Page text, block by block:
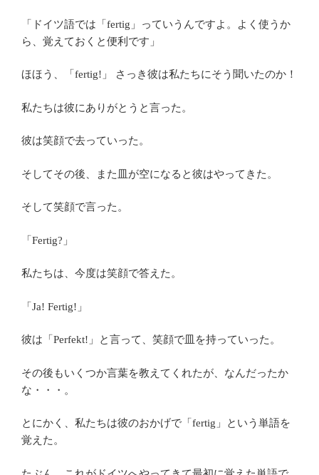
「ドイツ語では「fertig」っていうんですよ。よく使うか
ら、覚えておくと便利です」
ほほう、「fertig!」 さっき彼は私たちにそう聞いたのか！
私たちは彼にありがとうと言った。
彼は笑顔で去っていった。
そしてその後、また皿が空になると彼はやってきた。
そして笑顔で言った。
「Fertig?」
私たちは、今度は笑顔で答えた。
「Ja! Fertig!」
彼は「Perfekt!」と言って、笑顔で皿を持っていった。
その後もいくつか言葉を教えてくれたが、なんだったか
な・・・。
とにかく、私たちは彼のおかげで「fertig」という単語を
覚えた。